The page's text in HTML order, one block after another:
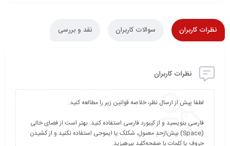
نظرات کاربران سوالات کاربران نقد و بررسی
نظرات کاربران
فارسی بنویسید و از کیبورد فارسی استفاده کنید. بهتر است از فضای خالی
(Space) بیش‌از‌حدِ معمول، شکلک یا ایموجی استفاده نکنید و از کشیدن